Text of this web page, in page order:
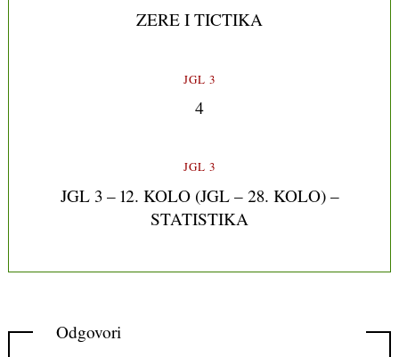
ZERE I TICTIKA
JGL 3
4
JGL 3
JGL 3 – 12. KOLO (JGL – 28. KOLO) –
STATISTIKA
Odgovori